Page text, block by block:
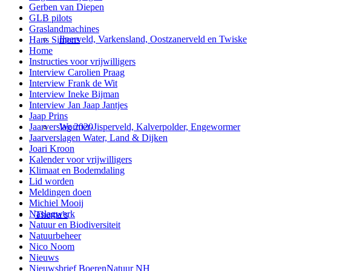
Ilperveld, Varkensland, Oostzanerveld en Twiske
Wormer-Jisperveld, Kalverpolder, Engewormer
Thema’s
Gerben van Diepen
GLB pilots
Graslandmachines
Hans Simons
Home
Instructies voor vrijwilligers
Interview Carolien Praag
Interview Frank de Wit
Interview Ineke Bijman
Interview Jan Jaap Jantjes
Jaap Prins
Jaarverslag 2020
Jaarverslagen Water, Land & Dijken
Joari Kroon
Kalender voor vrijwilligers
Klimaat en Bodemdaling
Lid worden
Meldingen doen
Michiel Mooij
Naslagwerk
Natuur en Biodiversiteit
Natuurbeheer
Nico Noom
Nieuws
Nieuwsbrief BoerenNatuur NH